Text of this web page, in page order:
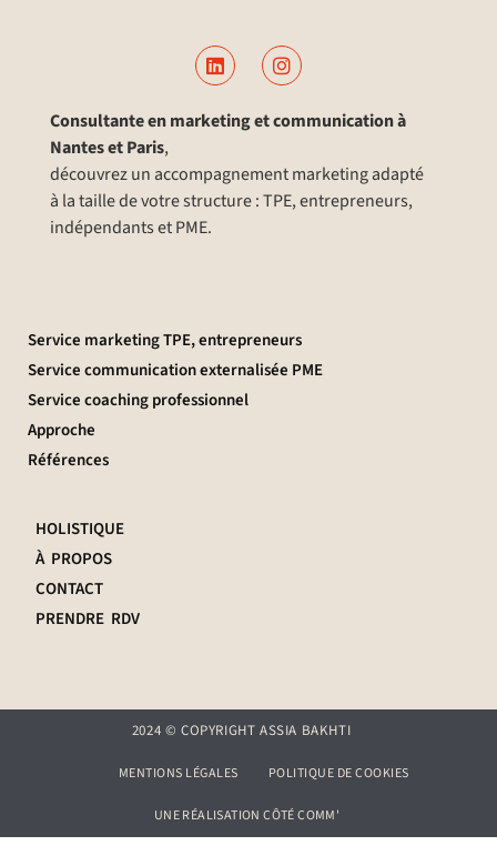
Consultante en marketing et communication à
Nantes et Paris,
découvrez un accompagnement marketing adapté
à la taille de votre structure : TPE, entrepreneurs,
indépendants et PME.
Service marketing TPE, entrepreneurs
Service communication externalisée PME
Service coaching professionnel
Approche
Références
HOLISTIQUE
À PROPOS
CONTACT
PRENDRE RDV
2024 © COPYRIGHT ASSIA BAKHTI
MENTIONS LÉGALES POLITIQUE DE COOKIES
UNE RÉALISATION CÔTÉ COMM'